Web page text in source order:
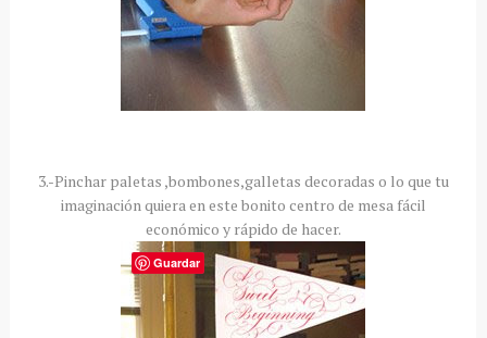
3.-Pinchar paletas ,bombones,galletas decoradas o lo que tu
imaginaciónquiera en este bonito centro de mesa fácil
económico y rápido de hacer.
Guardar